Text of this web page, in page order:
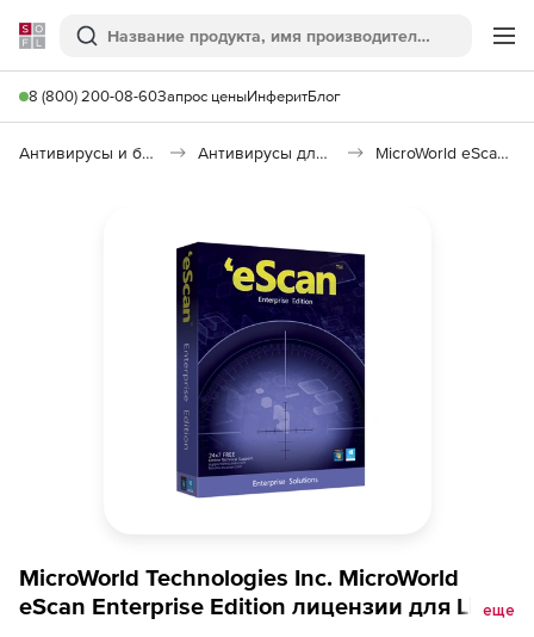
Softline
Поиск
8 (800) 200-08-60Запрос ценыИнферитБлог
Антивирусы и безопасность Антивирусы для организаций MicroWorld eScan Enterprise Edition
MicroWorld Technologies Inc. MicroWorld
eScan Enterprise Edition лицензии для Linux
еще